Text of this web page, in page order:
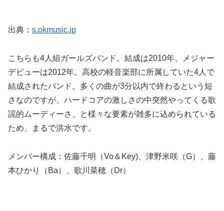
出典： s.okmusic.jp
こちらも4人組ガールズバンド。結成は2010年、メジャー
デビューは2012年。高校の軽音楽部に所属していた4人で
結成されたバンド。多くの曲が3分以内で終わるという短
さなのですが、ハードコアの激しさの中突然やってくる歌
謡的ムーディーさ、と様々な要素が雑多に込められている
ため、まるで洪水です。
メンバー構成：佐藤千明（Vo＆Key)、津野米咲（G）、藤
本ひかり（Ba）、歌川菜穂（Dr）